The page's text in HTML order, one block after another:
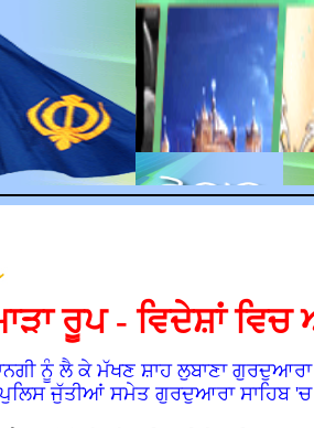
ਰੂਪ - ਵਿਦੇਸ਼ਾਂ
ਨੂੰ ਲੈ ਕੇ ਮੱਖਣ ਸ਼ਾਹ ਲੁਬਾਣਾ ਗੁਰਦੁਆਰਾ
ਜੁੱਤੀਆਂ ਸਮੇਤ ਗੁਰਦੁਆਰਾ ਸਾਹਿਬ 'ਚ